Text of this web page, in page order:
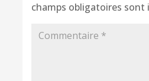
champs obligatoires sont